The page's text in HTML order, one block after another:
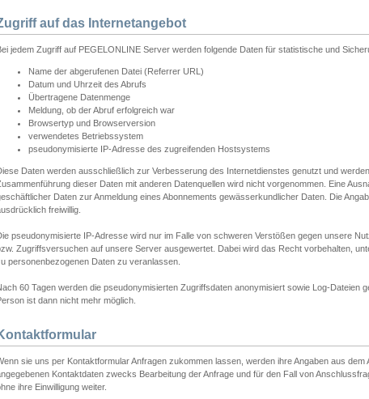
auf das Internetangebot
jedem Zugriff auf PEGELONLINE Server werden folgende Daten für statistische und
Name der abgerufenen Datei (Referrer URL)
Datum und Uhrzeit des Abrufs
Übertragene Datenmenge
Meldung, ob der Abruf erfolgreich war
Browsertyp und Browserversion
verwendetes Betriebssystem
pseudonymisierte IP-Adresse des zugreifenden Hostsystems
Daten werden ausschließlich zur Verbesserung des Internetdienstes genutzt und
dieser Daten mit anderen Datenquellen wird nicht vorgenommen. Eine
Daten zur Anmeldung eines Abonnements gewässerkundlicher Daten. Die
freiwillig.
pseudonymisierte IP-Adresse wird nur im Falle von schweren Verstößen gegen unsere
Zugriffsversuchen auf unsere Server ausgewertet. Dabei wird das Recht vorbehalten,
personenbezogenen Daten zu veranlassen.
60 Tagen werden die pseudonymisierten Zugriffsdaten anonymisiert sowie Log-Dateien
ist dann nicht mehr möglich.
sie uns per Kontaktformular Anfragen zukommen lassen, werden ihre Angaben aus
Kontaktdaten zwecks Bearbeitung der Anfrage und für den Fall von
ihre Einwilligung weiter.